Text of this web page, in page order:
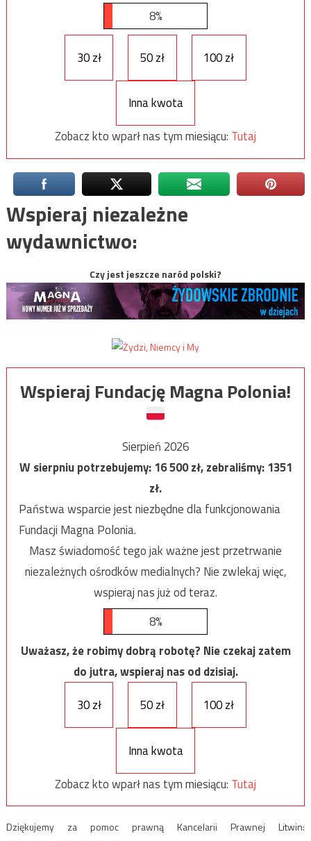
8%
30 zł 50 zł 100 zł
Inna kwota
Zobacz kto wparł nas tym miesiącu: Tutaj
Wspieraj niezależne
wydawnictwo:
Czy jest jeszcze naród polski?
Wspieraj Fundację Magna Polonia!
Sierpień 2026
W sierpniu potrzebujemy:16 500zł, zebraliśmy:1351
zł.
Państwa wsparcie jest niezbędne dla funkcjonowania
Fundacji Magna Polonia.
Masz świadomość tego jak ważne jest przetrwanie
niezależnych ośrodków medialnych? Nie zwlekaj więc,
wspieraj nas już od teraz.
8%
Uważasz, że robimy dobrą robotę? Nie czekaj zatem
do jutra, wspieraj nas od dzisiaj.
30 zł
50 zł 100 zł
Inna kwota
Zobacz kto wparł nas tym miesiącu: Tutaj
Dziękujemy za pomoc prawną Kancelarii Prawnej Litwin: